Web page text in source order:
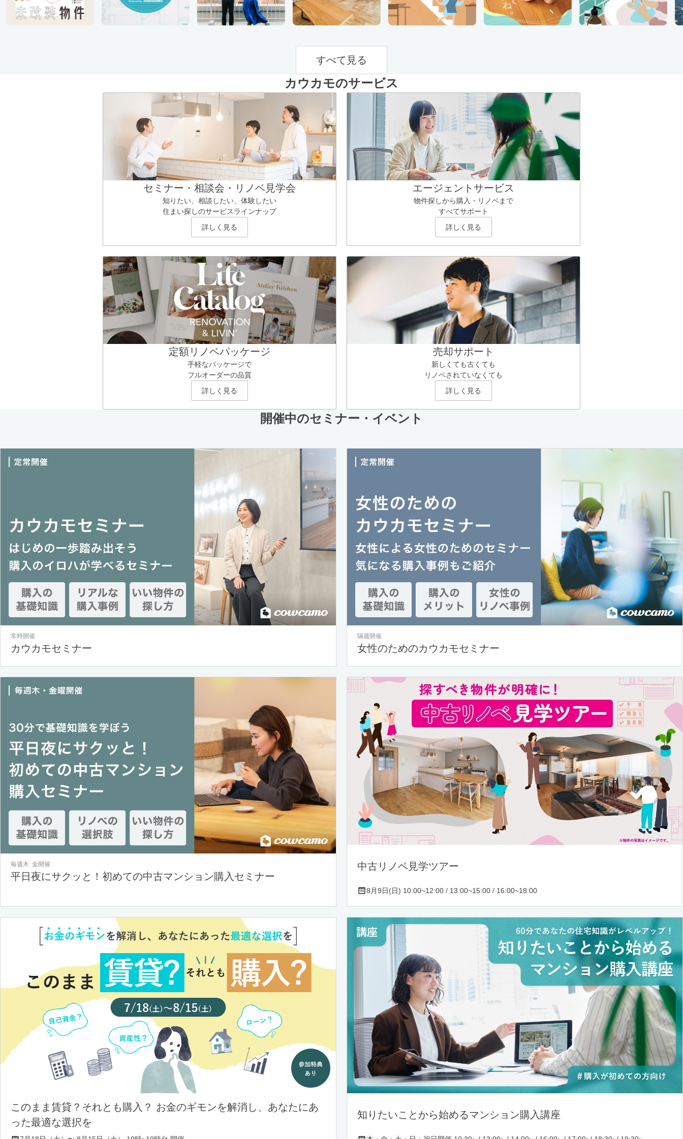
すべて見る
カウカモのサービス
セミナー・相談会・リノベ見学会
知りたい、相談したい、体験したい
住まい探しのサービスラインナップ
詳しく見る
エージェントサービス
物件探しから購入・リノベまで
すべてサポート
詳しく見る
定額リノベパッケージ
手軽なパッケージで
フルオーダーの品質
詳しく見る
売却サポート
新しくても古くても
リノベされていなくても
詳しく見る
開催中のセミナー・イベント
常時開催
カウカモセミナー
隔週開催
女性のためのカウカモセミナー
毎週木･金開催
平日夜にサクッと！初めての中古マンション購入セミナー
中古リノベ見学ツアー
8月9日(日) 10:00~12:00 / 13:00~15:00 / 16:00~18:00
このまま賃貸？それとも購入？ お金のギモンを解消し、あなたにあ
った最適な選択を
知りたいことから始めるマンション購入講座